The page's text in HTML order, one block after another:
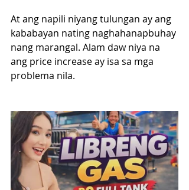
At ang napili niyang tulungan ay ang
kababayan nating naghahanapbuhay
nang marangal. Alam daw niya na
ang price increase ay isa sa mga
problema nila.